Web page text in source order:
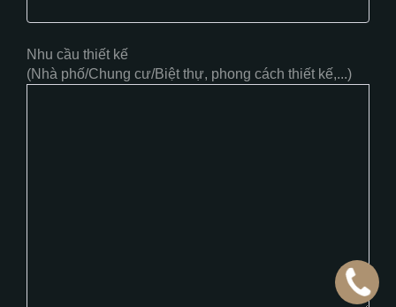
Nhu cầu thiết kế
(Nhà phố/Chung cư/Biệt thự, phong cách thiết kế,...)